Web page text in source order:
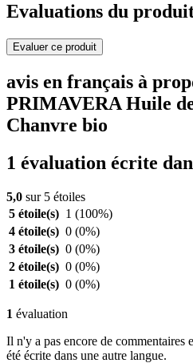
Evaluations du
Evaluer ce produit
avis en français à
PRIMAVERA Huile
Chanvre bio
1 évaluation écrite
5,0 sur 5 étoiles
5 étoile(s) 1 (100%)
4 étoile(s) 0 (0%)
3 étoile(s) 0 (0%)
2 étoile(s) 0 (0%)
1 étoile(s) 0 (0%)
1 évaluation
Il n'y a pas encore de commentaires
été écrite dans une autre langue.